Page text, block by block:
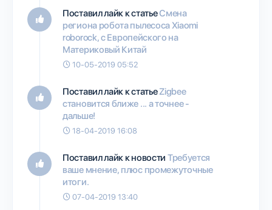
Поставил лайк к статьеСмена
региона робота пылесоса Xiaomi
roborock, c Европейского на
Материковый Китай
10-05-2019 05:52
Поставил лайк к статьеZigbee
становится ближе ... а точнее -
дальше!
18-04-2019 16:08
Поставил лайк к новости Требуется
ваше мнение, плюс промежуточные
итоги.
07-04-2019 13:40